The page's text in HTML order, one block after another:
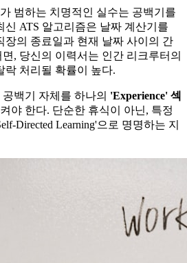
범하는 치명적인 실수는 공백기를
신 ATS 알고리즘은 날짜 계산기를
장의 종료일과 현재 날짜 사이의 간
, 당신의 이력서는 인간 리크루터의
락 처리될 확률이 높다.
백기 자체를 하나의 'Experience' 섹
야 한다. 단순한 휴식이 아닌, 특정
Directed Learning'으로 명명하는 지